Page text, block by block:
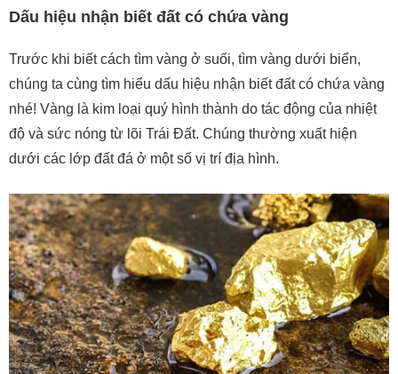
Dấu hiệu nhận biết đất có chứa vàng
Trước khi biết cách tìm vàng ở suối, tìm vàng dưới biển,
chúng ta cùng tìm hiểu dấu hiệu nhận biết đất có chứa vàng
nhé! Vàng là kim loại quý hình thành do tác động của nhiệt
độ và sức nóng từ lõi Trái Đất. Chúng thường xuất hiện
dưới các lớp đất đá ở một số vị trí địa hình.